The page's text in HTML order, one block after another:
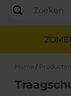
Home / Producten